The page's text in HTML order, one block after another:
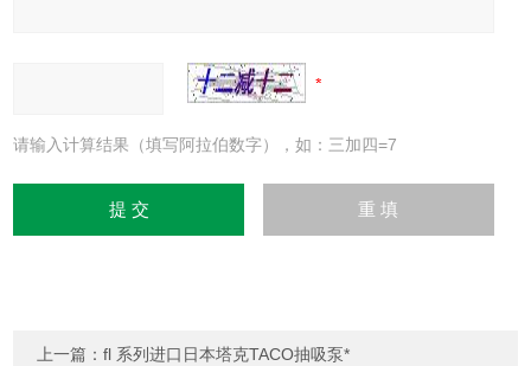
请输入计算结果（填写阿拉伯数字），如：三加四=7
上一篇：fl 系列进口日本塔克TACO抽吸泵*